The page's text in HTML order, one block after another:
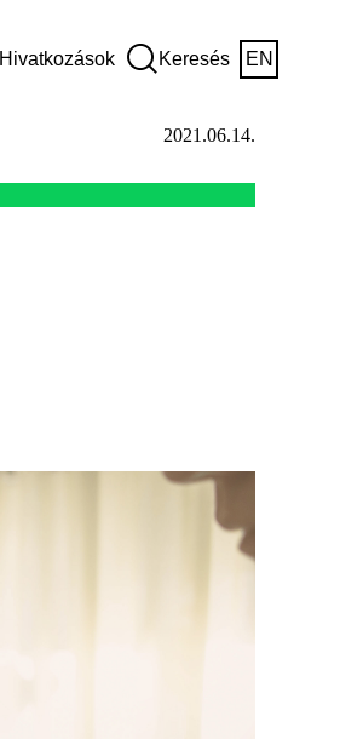
Hivatkozások Keresés EN
2021.06.14.